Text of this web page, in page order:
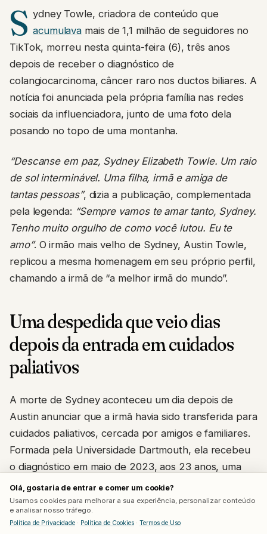
S ydney Towle, criadora de conteúdo que
acumulava mais de 1,1 milhão de seguidores no
TikTok, morreu nesta quinta-feira (6), três anos
depois de receber o diagnóstico de
colangiocarcinoma, câncer raro nos ductos biliares. A
notícia foi anunciada pela própria família nas redes
sociais da influenciadora, junto de uma foto dela
posando no topo de uma montanha.
“Descanse em paz, Sydney Elizabeth Towle. Um raio
de sol interminável. Uma filha, irmã e amiga de
tantas pessoas”, dizia a publicação, complementada
pela legenda: “Sempre vamos te amar tanto, Sydney.
Tenho muito orgulho de como você lutou. Eu te
amo”. O irmão mais velho de Sydney, Austin Towle,
replicou a mesma homenagem em seu próprio perfil,
chamando a irmã de “a melhor irmã do mundo”.
Uma despedida que veio dias
depois da entrada em cuidados
paliativos
A morte de Sydney aconteceu um dia depois de
Austin anunciar que a irmã havia sido transferida para
cuidados paliativos, cercada por amigos e familiares.
Formada pela Universidade Dartmouth, ela recebeu
o diagnóstico em maio de 2023, aos 23 anos, uma
idade considerada extremamente rara para esse tipo
específico de câncer, geralmente diagnosticado em
pessoas acima dos 50 anos.
Olá, gostaria de entrar e comer um cookie?
Usamos cookies para melhorar a sua experiência, personalizar conteúdo
e analisar nosso tráfego.
Política de Privacidade · Política de Cookies · Termos de Uso